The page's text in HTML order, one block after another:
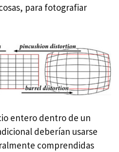
para fotografiar
entero dentro de un
deberían usarse
comprendidas